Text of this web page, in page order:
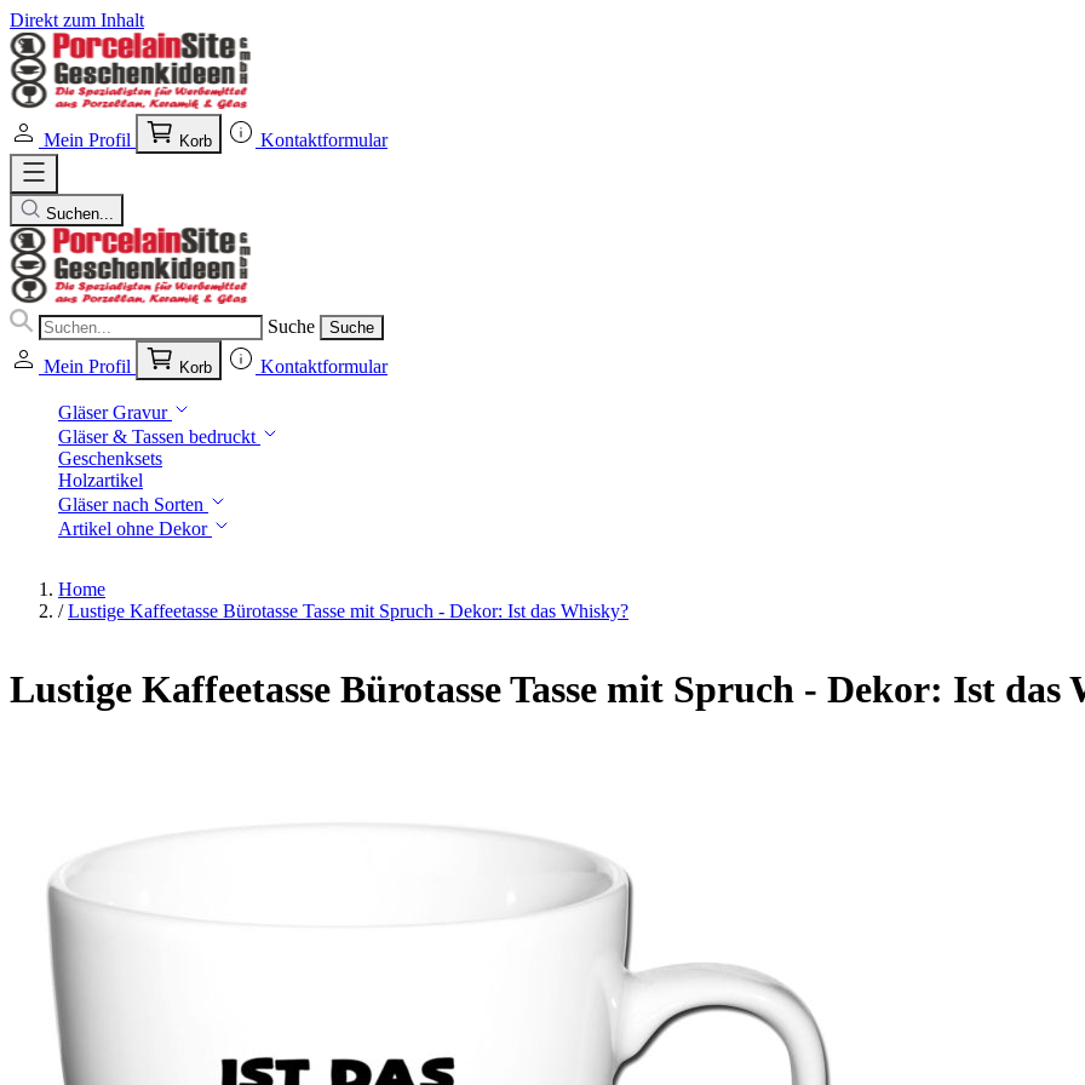
Direkt zum Inhalt
Mein Profil Korb Kontaktformular
Suchen...
Suche Suche
Mein Profil Korb Kontaktformular
Gläser Gravur
Gläser & Tassen bedruckt
Geschenksets
Holzartikel
Gläser nach Sorten
Artikel ohne Dekor
Home
/ Lustige Kaffeetasse Bürotasse Tasse mit Spruch - Dekor: Ist das Whisky?
Lustige Kaffeetasse Bürotasse Tasse mit Spruch - Dekor: Ist das